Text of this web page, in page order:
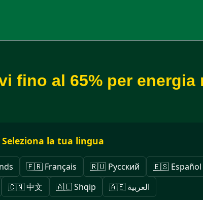
fino al 65% per energia
Seleziona la tua lingua
🇫🇷 Français 🇷🇺 Русский 🇪🇸 Español
🇨🇳 中文 🇦🇱 Shqip 🇦🇪 العربية